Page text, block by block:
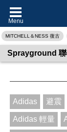
Menu
MITCHELL＆NESS 復古
Sprayground 聯
Adidas 避震
Adidas 輕量